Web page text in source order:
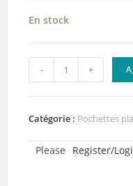
En stock
quantité
de
de
pochettes
- +
Catégorie : Pochettes
Please Register/